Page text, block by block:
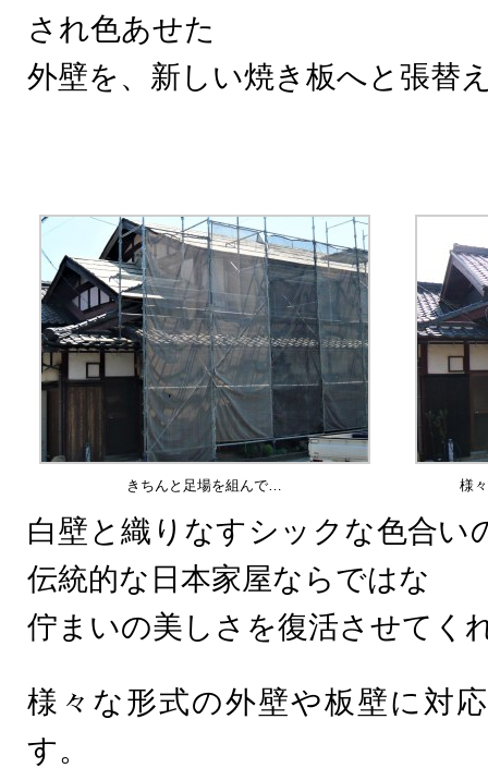
され色あせた
外壁を、新しい焼き板へと張替
きちんと足場を組んで… 様
白壁と織りなすシックな色合い
伝統的な日本家屋ならではな
佇まいの美しさを復活させてく
様々な形式の外壁や板壁に対
す。